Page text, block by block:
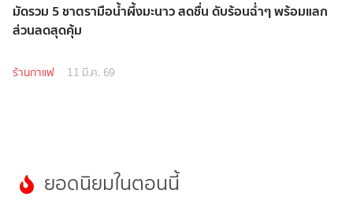
มัดรวม 5 ชาตรามือน้ำผึ้งมะนาว สดชื่น ดับร้อนฉ่ำๆ พร้อมแลก
ส่วนลดสุดคุ้ม
ร้านกาแฟ 11 มี.ค. 69
ยอดนิยมในตอนนี้